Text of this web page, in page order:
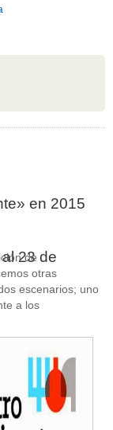
en 2015
23 de
de
otras
escenarios; uno
a los